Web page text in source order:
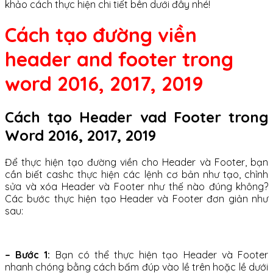
khảo cách thực hiện chi tiết bên dưới đây nhé!
Cách tạo đường viền
header and footer trong
word 2016, 2017, 2019
Cách tạo Header vad Footer trong
Word 2016, 2017, 2019
Để thực hiện tạo đường viền cho Header và Footer, bạn
cần biết cashc thực hiện các lệnh cơ bản như tạo, chỉnh
sửa và xóa Header và Footer như thế nào đúng không?
Các bước thực hiện tạo Header và Footer đơn giản như
sau:
– Bước 1: Bạn có thể thực hiện tạo Header và Footer
nhanh chóng bằng cách bấm đúp vào lề trên hoặc lề dưới